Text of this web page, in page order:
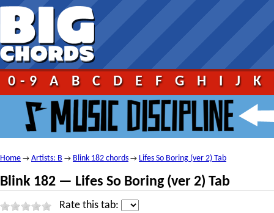
0-9 A B C D E F G H I J K
Home → Artists: B → Blink 182 chords → Lifes So Boring (ver 2) Tab
Blink 182 — Lifes So Boring (ver 2) Tab
Rate this tab: